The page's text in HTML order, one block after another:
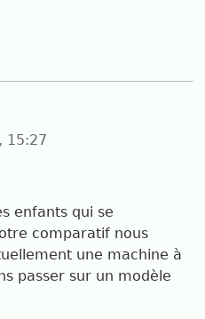
15:27
enfants qui se
comparatif nous
une machine à
passer sur un modèle